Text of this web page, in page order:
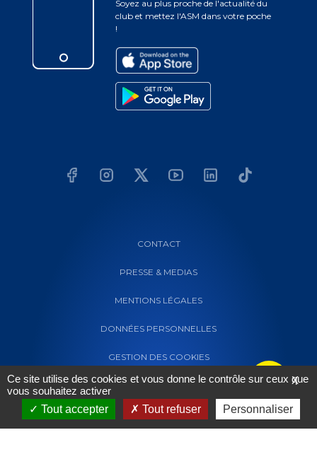
Soyez au plus proche de l'actualité du
club et mettez l'ASM dans votre poche
!
CONTACT
PRESSE & MEDIAS
MENTIONS LÉGALES
DONNÉES PERSONNELLES
GESTION DES COOKIES
X
Ce site utilise des cookies et vous donne le contrôle sur ceux que
vous souhaitez activer
Tout accepter
Tout refuser Personnaliser